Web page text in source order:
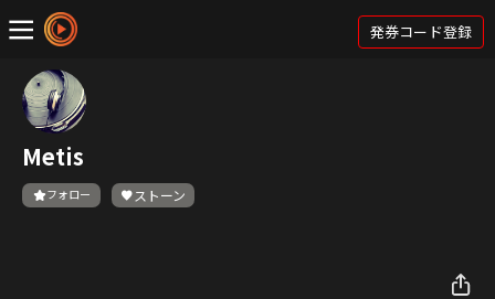
発券コード登録
Metis
フォロー ストーン